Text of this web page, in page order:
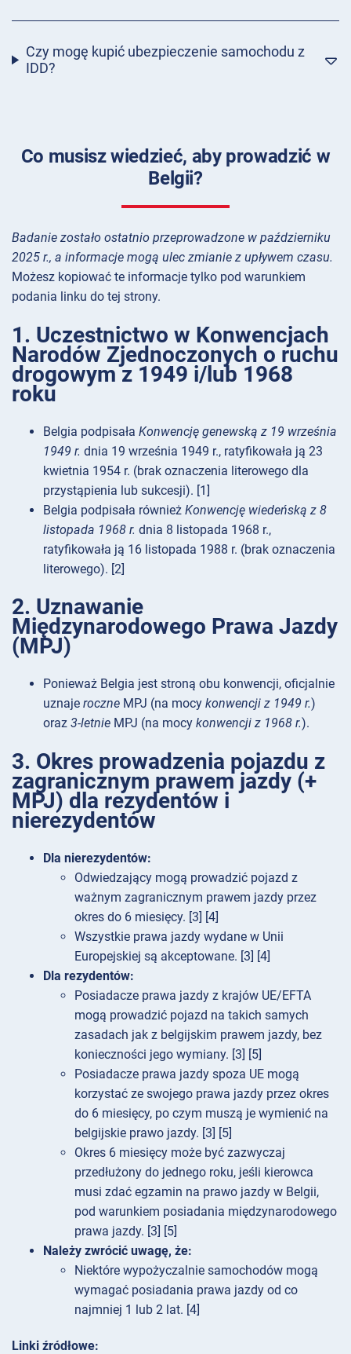
Czy mogę kupić ubezpieczenie samochodu z
IDD?
Co musisz wiedzieć, aby prowadzić w
Belgii?
Badanie zostało ostatnio przeprowadzone w październiku
2025 r., a informacje mogą ulec zmianie z upływem czasu.
Możesz kopiować te informacje tylko pod warunkiem
podania linku do tej strony.
1. Uczestnictwo w Konwencjach
Narodów Zjednoczonych o ruchu
drogowym z 1949 i/lub 1968
roku
Belgia podpisała Konwencję genewską z 19 września
1949 r. dnia 19 września 1949 r., ratyfikowała ją 23
kwietnia 1954 r. (brak oznaczenia literowego dla
przystąpienia lub sukcesji). [1]
Belgia podpisała również Konwencję wiedeńską z 8
listopada 1968 r. dnia 8 listopada 1968 r.,
ratyfikowała ją 16 listopada 1988 r. (brak oznaczenia
literowego). [2]
2. Uznawanie
Międzynarodowego Prawa Jazdy
(MPJ)
Ponieważ Belgia jest stroną obu konwencji, oficjalnie
uznaje roczne MPJ (na mocy konwencji z 1949 r.)
oraz 3-letnie MPJ (na mocy konwencji z 1968 r.).
3. Okres prowadzenia pojazdu z
zagranicznym prawem jazdy (+
MPJ) dla rezydentów i
nierezydentów
Dla nierezydentów:
Odwiedzający mogą prowadzić pojazd z
ważnym zagranicznym prawem jazdy przez
okres do 6 miesięcy. [3] [4]
Wszystkie prawa jazdy wydane w Unii
Europejskiej są akceptowane. [3] [4]
Dla rezydentów:
Posiadacze prawa jazdy z krajów UE/EFTA
mogą prowadzić pojazd na takich samych
zasadach jak z belgijskim prawem jazdy, bez
konieczności jego wymiany. [3] [5]
Posiadacze prawa jazdy spoza UE mogą
korzystać ze swojego prawa jazdy przez okres
do 6 miesięcy, po czym muszą je wymienić na
belgijskie prawo jazdy. [3] [5]
Okres 6 miesięcy może być zazwyczaj
przedłużony do jednego roku, jeśli kierowca
musi zdać egzamin na prawo jazdy w Belgii,
pod warunkiem posiadania międzynarodowego
prawa jazdy. [3] [5]
Należy zwrócić uwagę, że:
Niektóre wypożyczalnie samochodów mogą
wymagać posiadania prawa jazdy od co
najmniej 1 lub 2 lat. [4]
Linki źródłowe: